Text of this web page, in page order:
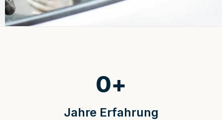
Jahre Erfahrung
0+